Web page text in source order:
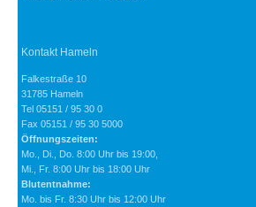
Kontakt Hameln
Falkestraße 10
31785 Hameln
Tel 05151 / 95 30 0
Fax 05151 / 95 30 5000
Öffnungszeiten:
Mo., Di., Do. 8:00 Uhr bis 19:00,
Mi., Fr. 8:00 Uhr bis 18:00 Uhr
Blutentnahme:
Mo. bis Fr. 8:30 Uhr bis 12:00 Uhr